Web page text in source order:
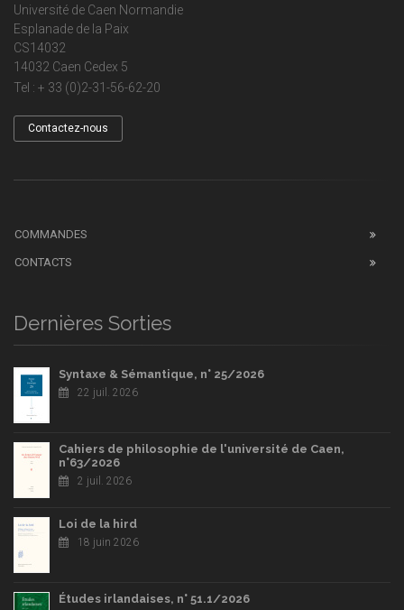
Université de Caen Normandie
Esplanade de la Paix
CS14032
14032 Caen Cedex 5
Tel : + 33 (0)2-31-56-62-20
Contactez-nous
COMMANDES
CONTACTS
Dernières Sorties
Syntaxe & Sémantique, n° 25/2026
22 juil. 2026
Cahiers de philosophie de l'université de Caen,
n°63/2026
2 juil. 2026
Loi de la hird
18 juin 2026
Études irlandaises, n° 51.1/2026